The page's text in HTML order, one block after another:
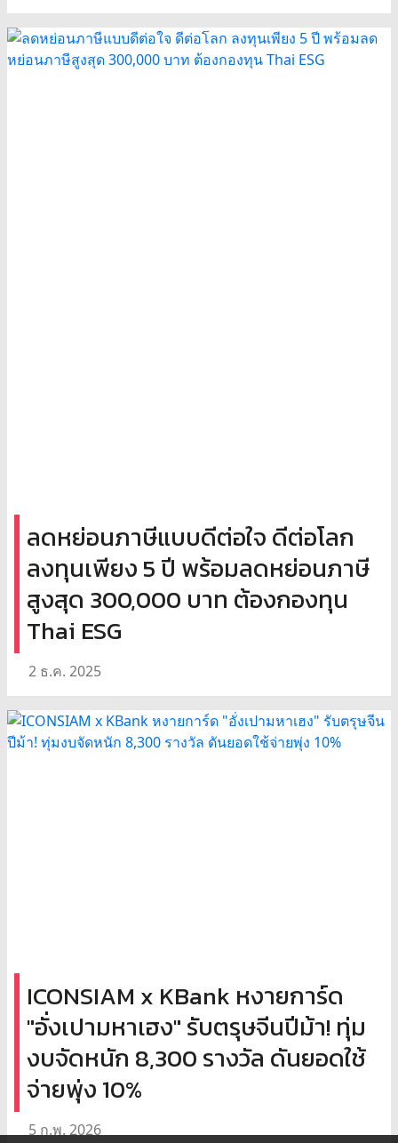
ลดหย่อนภาษีแบบดีต่อใจ ดีต่อโลก
ลงทุนเพียง 5 ปี พร้อมลดหย่อนภาษี
สูงสุด 300,000 บาท ต้องกองทุน
Thai ESG
2 ธ.ค. 2025
ICONSIAM x KBank หงายการ์ด
"อั่งเปามหาเฮง" รับตรุษจีนปีม้า! ทุ่ม
งบจัดหนัก 8,300 รางวัล ดันยอดใช้
จ่ายพุ่ง 10%
5 ก.พ. 2026